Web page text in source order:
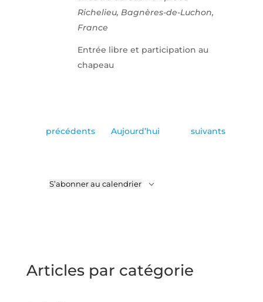
Richelieu, Bagnères-de-Luchon,
France
Entrée libre et participation au
chapeau
Évènements
précédents Aujourd’hui Évènements
suivants
S’abonner au calendrier
Articles par catégorie